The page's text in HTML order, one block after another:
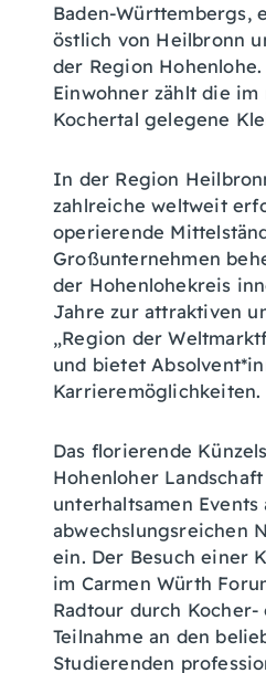
Baden-Württembergs,
östlich von Heilbronn
der Region Hohenlohe.
Einwohner zählt die im
Kochertal gelegene
In der Region
zahlreiche weltweit
operierende
Großunternehmen
der Hohenlohekreis
Jahre zur attraktiven
„Region der
und bietet
Karrieremöglichkeiten.
Das florierende
Hohenloher
unterhaltsamen
abwechslungsreichen
ein. Der Besuch einer
im Carmen Würth
Radtour durch
Teilnahme an den
Studierenden